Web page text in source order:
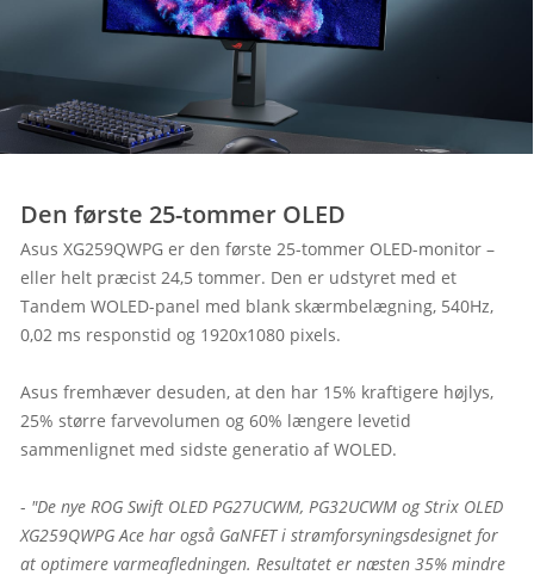
Den første 25-tommer OLED
Asus XG259QWPG er den første 25-tommer OLED-monitor –
eller helt præcist 24,5 tommer. Den er udstyret med et
Tandem WOLED-panel med blank skærmbelægning, 540Hz,
0,02 ms responstid og 1920x1080 pixels.
Asus fremhæver desuden, at den har 15% kraftigere højlys,
25% større farvevolumen og 60% længere levetid
sammenlignet med sidste generatio af WOLED.
- "De nye ROG Swift OLED PG27UCWM, PG32UCWM og Strix OLED
XG259QWPG Ace har også GaNFET i strømforsyningsdesignet for
at optimere varmeafledningen. Resultatet er næsten 35% mindre